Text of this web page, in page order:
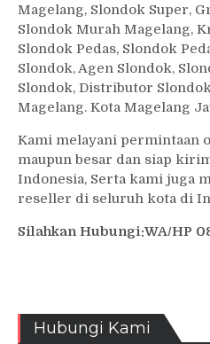
Magelang, Slondok Super,
Slondok Murah Magelang,
Slondok Pedas, Slondok
Slondok, Agen Slondok,
Slondok, Distributor
Magelang. Kota Magelang
Kami melayani permintaan
maupun besar dan siap
Indonesia, Serta kami juga
reseller di seluruh kota di
Silahkan Hubungi:WA/HP
Hubungi Kami